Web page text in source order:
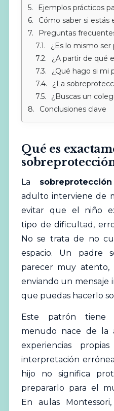
Ejemplos prácticos para
Cómo saber si estás en el punto
Preguntas
¿Es lo mismo ser
¿A partir de qué edad
¿Qué hago si mi pareja y yo no
¿La sobreprotección es
¿Buscas un colegio
Conclusiones clave
Qué es
La sobreprotección
adulto interviene de
evitar que el niño
tipo de dificultad,
No se trata de no
espacio. Un padre
parecer muy atento,
enviando un mensaje
que puedas hacerlo
Este patrón tiene
menudo nace de la
experiencias
interpretación
hijo no significa
prepararlo para el
En aulas